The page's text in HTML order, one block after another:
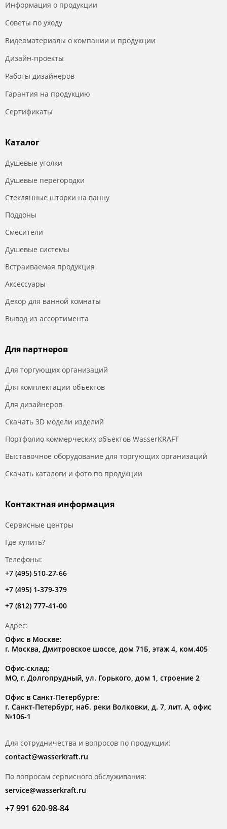
Информация о продукции
Советы по уходу
Видеоматериалы о компании и продукции
Дизайн-проекты
Работы дизайнеров
Гарантия на продукцию
Сертификаты
Каталог
Душевые уголки
Душевые перегородки
Стеклянные шторки на ванну
Поддоны
Смесители
Душевые системы
Встраиваемая продукция
Аксессуары
Декор для ванной комнаты
Вывод из ассортимента
Для партнеров
Для торгующих организаций
Для комплектации объектов
Для дизайнеров
Скачать 3D модели изделий
Портфолио коммерческих объектов WasserKRAFT
Выставочное оборудование для торгующих организаций
Скачать каталоги и фото по продукции
Контактная информация
Сервисные центры
Где купить?
Телефоны:
+7 (495) 510-27-66
+7 (495) 1-379-379
+7 (812) 777-41-00
Адрес:
Офис в Москве:
г. Москва, Дмитровское шоссе, дом 71Б, этаж 4, ком.405
Офис-склад:
МО, г. Долгопрудный, ул. Горького, дом 1, строение 2
Офис в Санкт-Петербурге:
г. Санкт-Петербург, наб. реки Волковки, д. 7, лит. А, офис
№106-1
Для сотрудничества и вопросов по продукции:
contact@wasserkraft.ru
По вопросам сервисного обслуживания:
service@wasserkraft.ru
+7 991 620-98-84